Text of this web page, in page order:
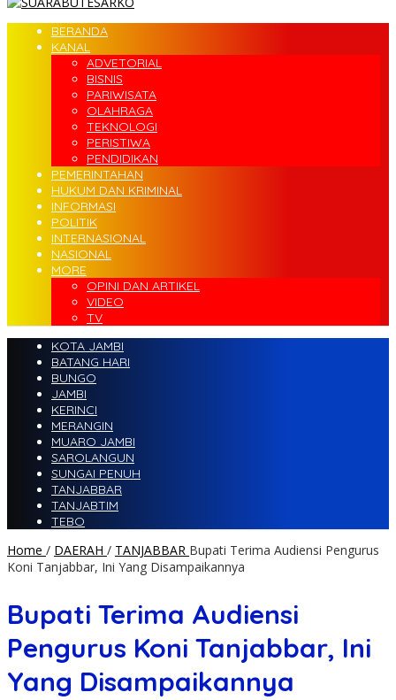
BERANDA
KANAL
ADVETORIAL
BISNIS
PARIWISATA
OLAHRAGA
TEKNOLOGI
PERISTIWA
PENDIDIKAN
PEMERINTAHAN
HUKUM DAN KRIMINAL
INFORMASI
POLITIK
INTERNASIONAL
NASIONAL
MORE
OPINI DAN ARTIKEL
VIDEO
TV
KOTA JAMBI
BATANG HARI
BUNGO
JAMBI
KERINCI
MERANGIN
MUARO JAMBI
SAROLANGUN
SUNGAI PENUH
TANJABBAR
TANJABTIM
TEBO
Home / DAERAH / TANJABBAR Bupati Terima Audiensi Pengurus
Koni Tanjabbar, Ini Yang Disampaikannya
Bupati Terima Audiensi
Pengurus Koni Tanjabbar, Ini
Yang Disampaikannya